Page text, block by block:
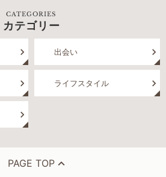
CATEGORIES
カテゴリー
出会い
ライフスタイル
PAGE TOP